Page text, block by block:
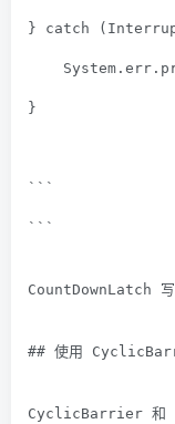
} catch
}
```
```
CountDownLatch 写
## 使用
CyclicBarrier 和